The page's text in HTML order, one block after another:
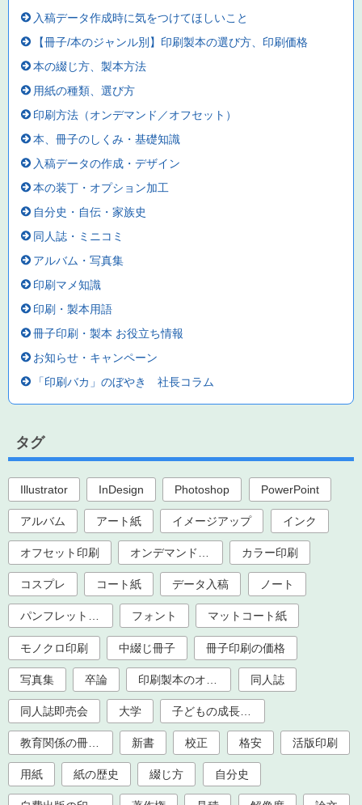
入稿データ作成時に気をつけてほしいこと
【冊子/本のジャンル別】印刷製本の選び方、印刷価格
本の綴じ方、製本方法
用紙の種類、選び方
印刷方法（オンデマンド／オフセット）
本、冊子のしくみ・基礎知識
入稿データの作成・デザイン
本の装丁・オプション加工
自分史・自伝・家族史
同人誌・ミニコミ
アルバム・写真集
印刷マメ知識
印刷・製本用語
冊子印刷・製本 お役立ち情報
お知らせ・キャンペーン
「印刷バカ」のぼやき 社長コラム
タグ
Illustrator InDesign Photoshop PowerPoint
アルバム アート紙 イメージアップ インク
オフセット印刷 カラー印刷
コスプレ コート紙 データ入稿 ノート
パンフレット印刷 フォント マットコート紙
モノクロ印刷 中綴じ冊子 冊子印刷の価格
写真集 卒論 同人誌
同人誌即売会 大学
新書 校正 格安 活版印刷
用紙 紙の歴史 綴じ方 自分史